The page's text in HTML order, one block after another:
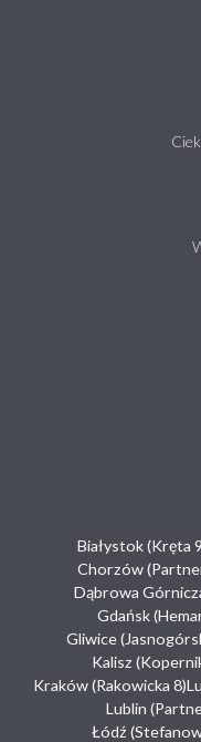
Białystok (Kręta
Chorzów
Dąbrowa
Gdańsk
Gliwice
Kalisz
Kraków (Rakowicka 8)
Lublin
Łódź